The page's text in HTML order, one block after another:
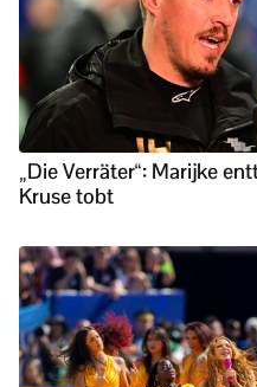
„Die Verräter“: Marijke
Kruse tobt